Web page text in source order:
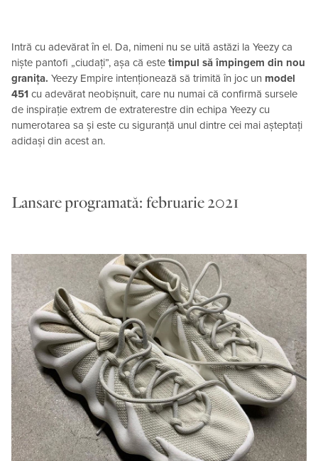
Intră cu adevărat în el. Da, nimeni nu se uită astăzi la Yeezy ca
niște pantofi „ciudați”, așa că este timpul să împingem din nou
granița. Yeezy Empire intenționează să trimită în joc un model
451 cu adevărat neobișnuit, care nu numai că confirmă sursele
de inspirație extrem de extraterestre din echipa Yeezy cu
numerotarea sa și este cu siguranță unul dintre cei mai așteptați
adidași din acest an.
Lansare programată: februarie 2021